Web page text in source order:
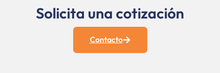
Solicita una cotización
Contacto